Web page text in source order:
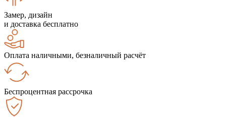
Замер, дизайн
и доставка бесплатно
Оплата наличными, безналичный расчёт
Беспроцентная рассрочка